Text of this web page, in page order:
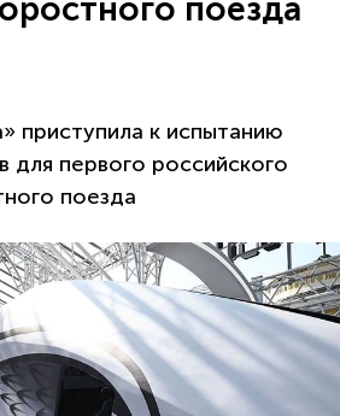
поезда
приступила к испытанию
для первого российского
поезда